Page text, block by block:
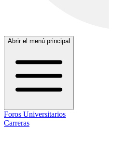
Abrir el menú principal
Foros Universitarios
Carreras